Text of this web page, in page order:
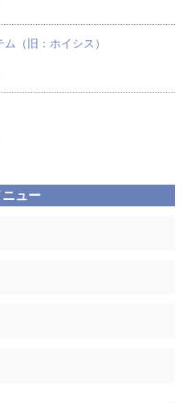
（旧：ホイシス）
ニュー